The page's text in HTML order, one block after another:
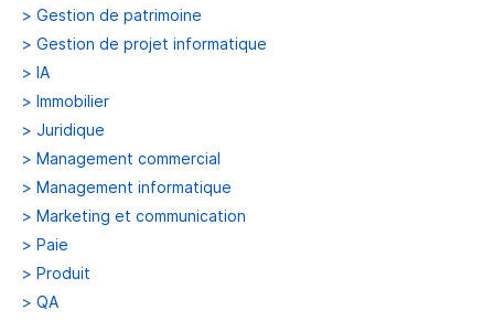
> Gestion de patrimoine
> Gestion de projet informatique
> IA
> Immobilier
> Juridique
> Management commercial
> Management informatique
> Marketing et communication
> Paie
> Produit
> QA